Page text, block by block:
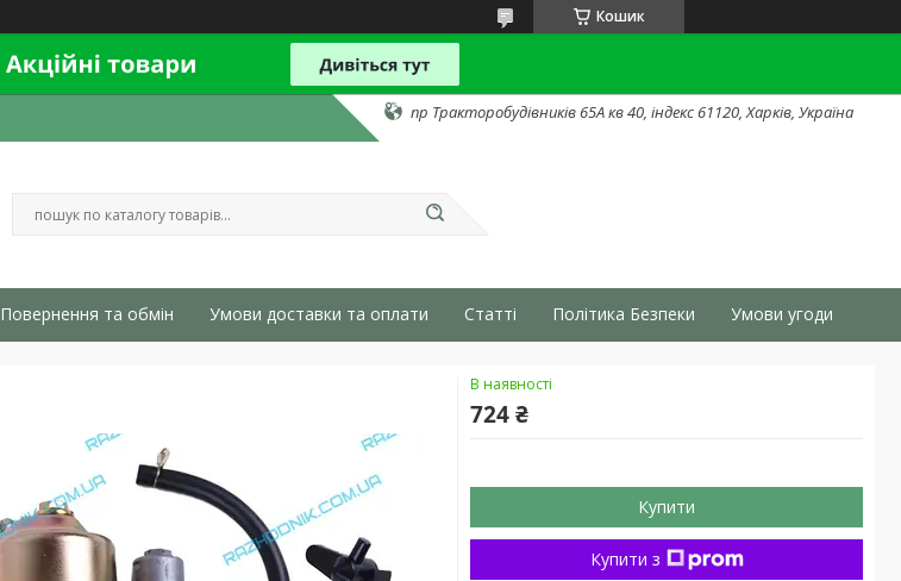
Кошик
пр Тракторобудівників 65А кв 40, індекс 61120, Харків, Україна
Повернення та обмін Умови доставки та оплати Статті Політика Безпеки Умови угоди
В наявності
724 ₴
Купити
Купити з